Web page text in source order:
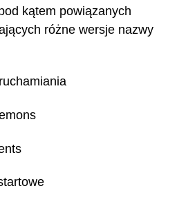
kątem powiązanych
różne wersje nazwy